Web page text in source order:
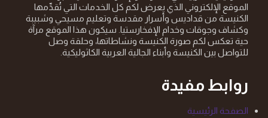
الموقع الإلكتروني الذي يعرض لكم كل الخدمات التي تُقدِّمها
الكنيسة من قداديس وأسرار مقدسة وتعليم مسيحي وشبيبة
وكشاف وجوقات وخدام الإفخارستيا. سيكون هذا الموقع مرآة
حية تعكس لكم صورة الكنيسة ونشاطاتها، وحلقة وصل
للتواصل بين الكنيسة وأبناء الجالية العربية الكاثوليكية.
روابط مفيدة
الصفحة الرئيسية